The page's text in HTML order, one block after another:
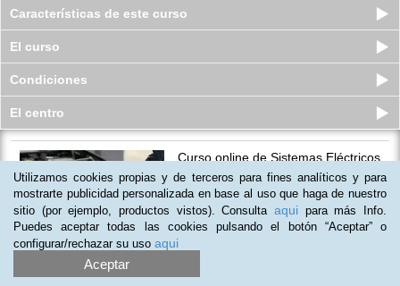
Características de este curso
El curso
Condiciones
El centro
Curso online de Sistemas Eléctricos
Auxiliares del Vehículo
Plazas limitadas
€ 39€
Utilizamos cookies propias y de terceros para fines analíticos y para
mostrarte publicidad personalizada en base al uso que haga de nuestro
sitio (por ejemplo, productos vistos). Consulta aqui para más Info.
Puedes aceptar todas las cookies pulsando el botón “Aceptar” o
configurar/rechazar su uso aqui
Aceptar